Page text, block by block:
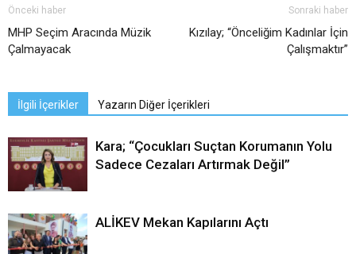
Önceki haber
MHP Seçim Aracında Müzik
Çalmayacak
Sonraki haber
Kızılay; “Önceliğim Kadınlar İçin
Çalışmaktır”
İlgili İçerikler Yazarın Diğer İçerikleri
Kara; “Çocukları Suçtan Korumanın Yolu
Sadece Cezaları Artırmak Değil”
ALİKEV Mekan Kapılarını Açtı